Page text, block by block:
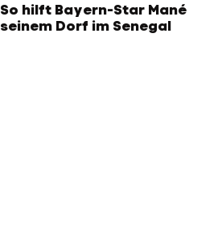
So hilft Bayern-Star Mané
seinem Dorf im Senegal